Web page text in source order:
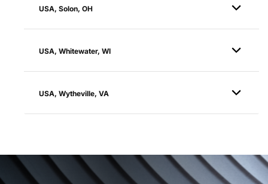
USA, Solon, OH
USA, Whitewater, WI
USA, Wytheville, VA